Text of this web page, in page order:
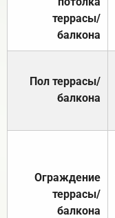
террасы/
балкона
Пол террасы/
балкона
Ограждение
террасы/
балкона